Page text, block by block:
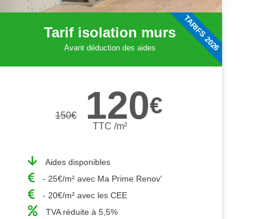
Tarif isolation murs
Avant déduction des aides
150€ 120€
TTC /m²
Aides disponibles
- 25€/m² avec Ma Prime Renov'
- 20€/m² avec les CEE
TVA réduite à 5,5%
TARIFS 2026